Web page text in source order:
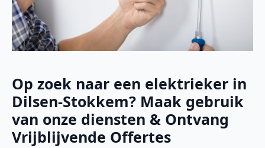
Op zoek naar een elektrieker in
Dilsen-Stokkem? Maak gebruik
van onze diensten & Ontvang
Vrijblijvende Offertes